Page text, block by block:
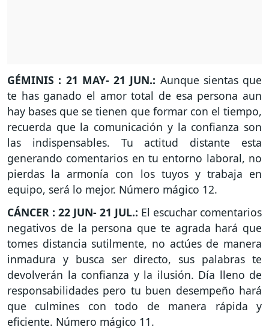
GÉMINIS : 21 MAY- 21 JUN.: Aunque sientas que
te has ganado el amor total de esa persona aun
hay bases que se tienen que formar con el tiempo,
recuerda que la comunicación y la confianza son
las indispensables. Tu actitud distante esta
generando comentarios en tu entorno laboral, no
pierdas la armonía con los tuyos y trabaja en
equipo, será lo mejor. Número mágico 12.
CÁNCER : 22 JUN- 21 JUL.: El escuchar comentarios
negativos de la persona que te agrada hará que
tomes distancia sutilmente, no actúes de manera
inmadura y busca ser directo, sus palabras te
devolverán la confianza y la ilusión. Día lleno de
responsabilidades pero tu buen desempeño hará
que culmines con todo de manera rápida y
eficiente. Número mágico 11.